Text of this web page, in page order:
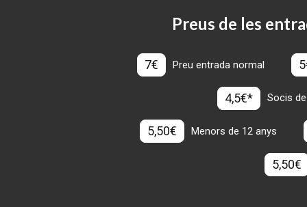
Preus de les
7€ Preu entrada normal
4,5€* Socis
5,50€ Menors de 12 anys
5,50€